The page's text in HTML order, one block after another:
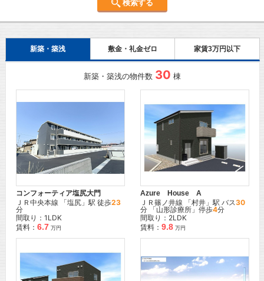
検索する
新築・築浅 敷金・礼金ゼロ 家賃3万円以下
新築・築浅の物件数 30 棟
コンフォーティア塩尻大門
ＪＲ中央本線 「塩尻」駅 徒歩23
分
間取り：1LDK
賃料： 6.7 万円
Azure House A
ＪＲ篠ノ井線 「村井」駅 バス30
分 「山形診療所」停歩4分
間取り：2LDK
賃料： 9.8 万円